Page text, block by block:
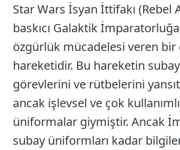
Star Wars İsyan İttifakı (Rebel
baskıcı Galaktik İmparatorluğa
özgürlük mücadelesi veren bir
hareketidir. Bu hareketin
görevlerini ve rütbelerini
ancak işlevsel ve çok
üniformalar giymiştir. Ancak
subay üniformları kadar